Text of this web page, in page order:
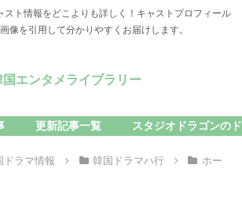
スト情報をどこよりも詳しく！キャストプロフィール
像を引用して分かりやすくお届けします。
国エンタメライブラリー
更新記事一覧 スタジオドラゴンの
ドラマ情報 韓国ドラマハ行
ホー